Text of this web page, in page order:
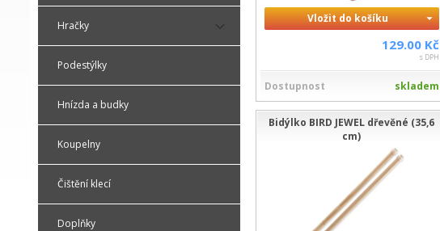
Hračky
Podestýlky
Hnízda a budky
Koupelny
Čištění klecí
Doplňky
Vložit do košíku
129.00 Kč
s DPH
Dostupnost skladem
Bidýlko BIRD JEWEL dřevěné (35,6
cm)